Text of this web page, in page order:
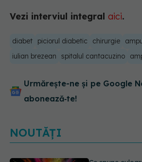
Vezi interviul integral aici.
diabet piciorul diabetic chirurgie
iulian brezean
spitalul cantacuzino
Urmărește-ne și pe Google
abonează‑te!
NOUTĂȚI